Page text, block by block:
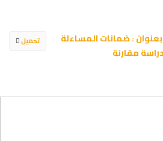
تحميل
: ضمانات المساءلة
مقارنة